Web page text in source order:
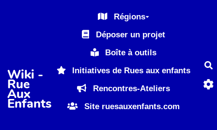
Aller au contenu principal
Wiki -
Rue
Aux
Enfants
Régions
Déposer un projet
Boîte à outils
Initiatives de Rues aux enfants
Rencontres-Ateliers
Site ruesauxenfants.com